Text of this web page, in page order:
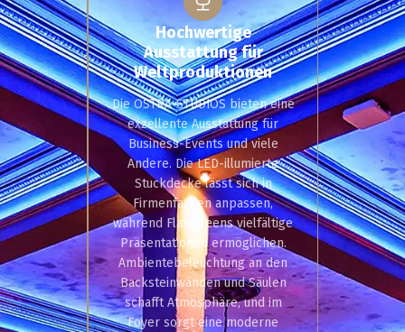
Hochwertige
Ausstattung für
Weltproduktionen
Die OSTRA-STUDIOS bieten eine
exzellente Ausstattung für
Business-Events und viele
Andere. Die LED-illumierte
Stuckdecke lässt sich in
Firmenfarben anpassen,
während Flatscreens vielfältige
Präsentationen ermöglichen.
Ambientebeleuchtung an den
Backsteinwänden und Säulen
schafft Atmosphäre, und im
Foyer sorgt eine moderne